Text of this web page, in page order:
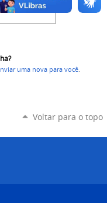
uma nova para você
Voltar para o topo